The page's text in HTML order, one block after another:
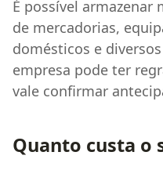
É possível armazenar
de mercadorias,
domésticos e
empresa pode ter
vale confirmar
Quanto custa o